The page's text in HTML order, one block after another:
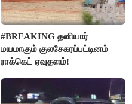
#BREAKING தனியார்
மயமாகும் குலசேகரப்பட்டினம்
ராக்கெட் ஏவுதளம்!